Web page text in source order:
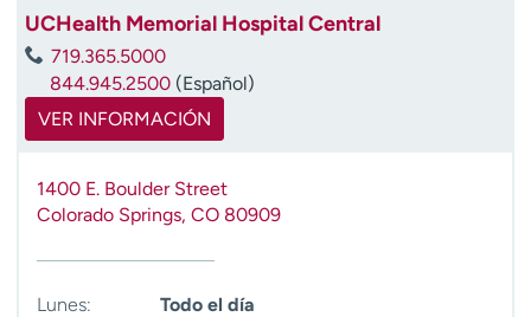
UCHealth Memorial Hospital Central
719.365.5000
844.945.2500 (Español)
VER INFORMACIÓN
1400 E. Boulder Street
Colorado Springs, CO 80909
Lunes:
Todo el día